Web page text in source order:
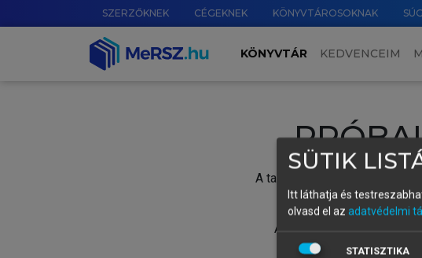
SZERZŐKNEK CÉGEKNEK KÖNYVTÁROSOKNAK
KÖNYVTÁR KEDVENCEIM
A tartalom megtekintéséhez
Új
A próbaidőszak
A
SÜTIK
Itt láthatja és
olvasd el az adatvédelmi
STATISZTIKA